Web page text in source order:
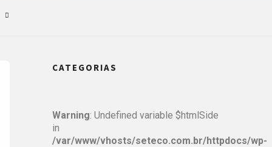
CATEGORIAS
Warning: Undefined variable $htmlSide
in
/var/www/vhosts/seteco.com.br/httpdocs/wp-